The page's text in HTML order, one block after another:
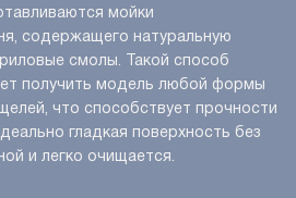
мойки
содержащего натуральную
смолы. Такой способ
получить модель любой формы
что способствует прочности
гладкая поверхность без
и легко очищается.